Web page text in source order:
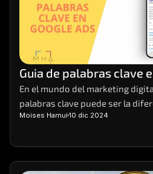
Guia de palabras clave
En el mundo del marketing
palabras clave puede ser la
fracaso de una campaña.
están buscando lo que ofreces.
Moises Hamui 10 dic 2024